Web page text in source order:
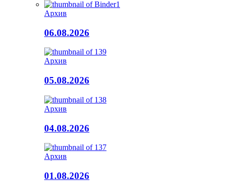
Архив
06.08.2026
Архив
05.08.2026
Архив
04.08.2026
Архив
01.08.2026